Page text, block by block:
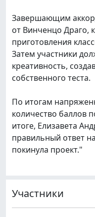
Завершающим
от Винченцо Драго,
приготовления
Затем участники
креативность,
собственного теста.
По итогам
количество баллов
итоге, Елизавета
правильный ответ
покинула проект."
Участники